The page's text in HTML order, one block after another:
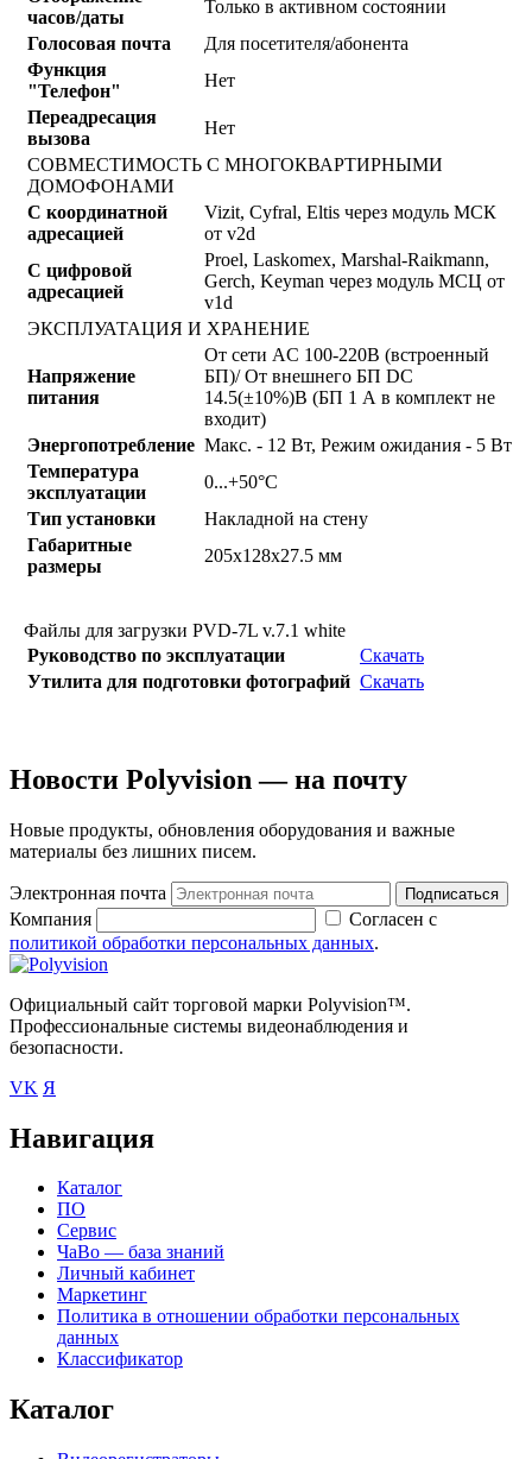
часов/даты
Только в активном состоянии
Голосовая почта
Для посетителя/абонента
Функция
"Телефон"
Нет
Переадресация
вызова
Нет
СОВМЕСТИМОСТЬ С МНОГОКВАРТИРНЫМИ
ДОМОФОНАМИ
С координатной
адресацией
Vizit, Cyfral, Eltis через модуль МСК
от v2d
С цифровой
адресацией
Proel, Laskomex, Marshal-Raikmann,
Gerch, Keyman через модуль МСЦ от
v1d
ЭКСПЛУАТАЦИЯ И ХРАНЕНИЕ
Напряжение
питания
От сети AC 100-220В (встроенный
БП)/ От внешнего БП DC
14.5(±10%)В (БП 1 А в комплект не
входит)
Энергопотребление Макс. - 12 Вт, Режим ожидания - 5 Вт
Температура
эксплуатации
0...+50°С
Тип установки
Накладной на стену
Габаритные
размеры
205x128x27.5 мм
Файлы для загрузки PVD-7L v.7.1 white
Руководство по эксплуатации
Скачать
Утилита для подготовки фотографий Скачать
Новости Polyvision — на почту
Новые продукты, обновления оборудования и важные
материалы без лишних писем.
Электронная почта Подписаться
Компания
Согласен с
политикой обработки персональных данных.
Официальный сайт торговой марки Polyvision™.
Профессиональные системы видеонаблюдения и
безопасности.
VK Я
Навигация
Каталог
ПО
Сервис
ЧаВо — база знаний
Личный кабинет
Маркетинг
Политика в отношении обработки персональных
данных
Классификатор
Каталог